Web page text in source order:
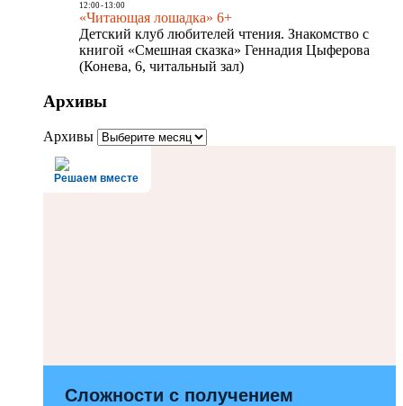
12:00- 13:00
«Читающая лошадка» 6+
Детский клуб любителей чтения. Знакомство с
книгой «Смешная сказка» Геннадия Цыферова
(Конева, 6, читальный зал)
Архивы
Архивы
Решаем вместе
Сложности с получением